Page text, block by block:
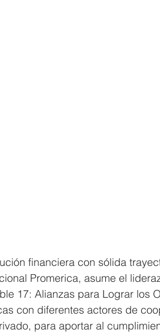
financiera con sólida
Promerica, asume el
17: Alianzas para Lograr los
con diferentes actores de
para aportar al